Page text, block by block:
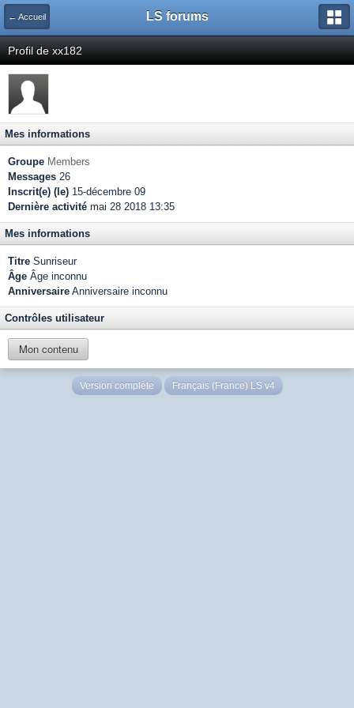
← Accueil LS forums
Profil de xx182
Mes informations
Groupe Members
Messages 26
Inscrit(e) (le) 15-décembre 09
Dernière activité mai 28 2018 13:35
Mes informations
Titre Sunriseur
Âge Âge inconnu
Anniversaire Anniversaire inconnu
Contrôles utilisateur
Mon contenu
Version complète Français (France) LS v4